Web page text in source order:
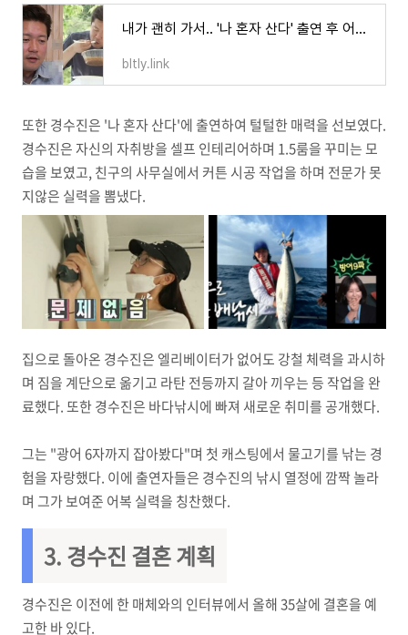
내가 괜히 가서.. '나 혼자 산다' 출연 후 어탕국수 못 먹고 있다는 김대호 아나운서 반응
bltly.link
또한 경수진은 '나 혼자 산다'에 출연하여 털털한 매력을 선보였다.
경수진은 자신의 자취방을 셀프 인테리어하며 1.5룸을 꾸미는 모
습을 보였고, 친구의 사무실에서 커튼 시공 작업을 하며 전문가 못
지않은 실력을 뽐냈다.
집으로 돌아온 경수진은 엘리베이터가 없어도 강철 체력을 과시하
며 짐을 계단으로 옮기고 라탄 전등까지 갈아 끼우는 등 작업을 완
료했다. 또한 경수진은 바다낚시에 빠져 새로운 취미를 공개했다.
그는 "광어 6자까지 잡아봤다"며 첫 캐스팅에서 물고기를 낚는 경
험을 자랑했다. 이에 출연자들은 경수진의 낚시 열정에 깜짝 놀라
며 그가 보여준 어복 실력을 칭찬했다.
3.경수진 결혼 계획
경수진은 이전에 한 매체와의 인터뷰에서 올해 35살에 결혼을 예
고한 바 있다.